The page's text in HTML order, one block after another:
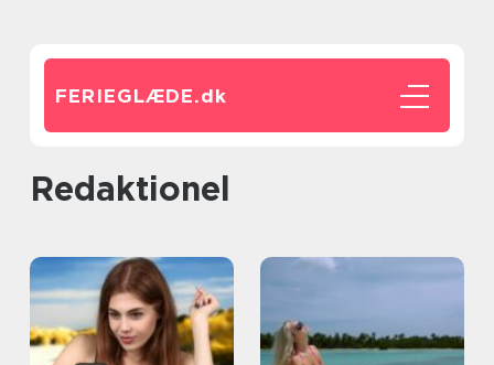
FERIEGLÆDE.dk
redaktionel